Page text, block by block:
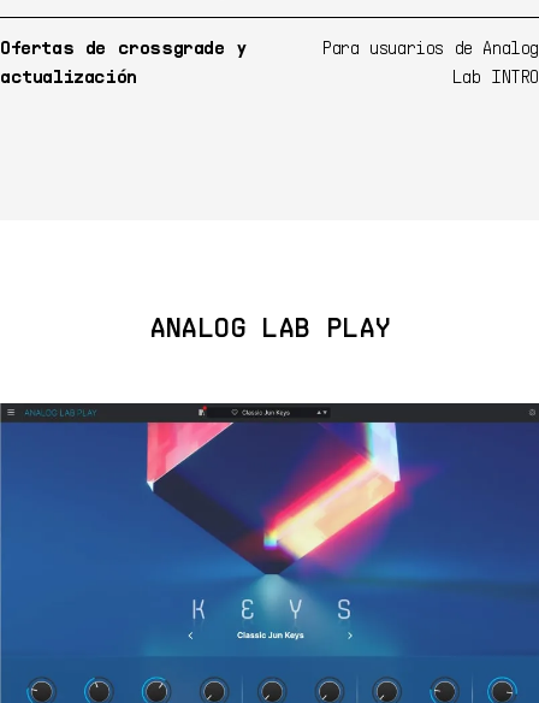
Ofertas de crossgrade y
actualización
Para usuarios de Analog
Lab INTRO
ANALOG LAB PLAY